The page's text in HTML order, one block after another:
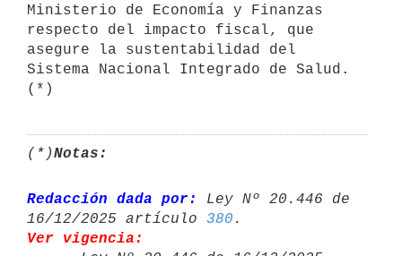
Ministerio de Economía y Finanzas
respecto del impacto fiscal, que
asegure la sustentabilidad del
Sistema Nacional Integrado de Salud.
(*)Notas:
Redacción dada por:
Ley Nº 20.446 de
16/12/2025 artículo 380
Ver vigencia: